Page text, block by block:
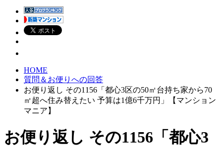
HOME
質問＆お便りへの回答
お便り返し その1156「都心3区の50㎡台持ち家から70
㎡超へ住み替えたい 予算は1億6千万円」【マンション
マニア】
お便り返し その1156「都心3